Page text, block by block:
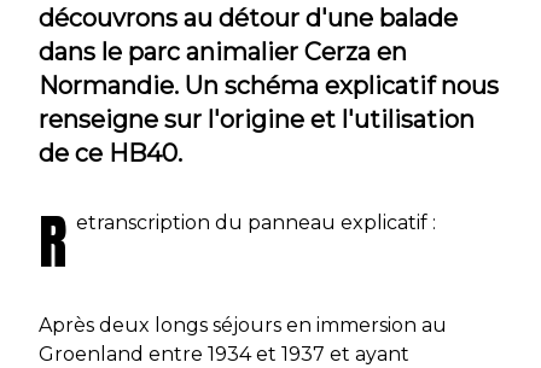
découvrons au détour d'une balade
dans le parc animalier Cerza en
Normandie. Un schéma explicatif nous
renseigne sur l'origine et l'utilisation
de ce HB40.
R etranscription du panneau explicatif :
Après deux longs séjours en immersion au
Groenland entre 1934 et 1937 et ayant